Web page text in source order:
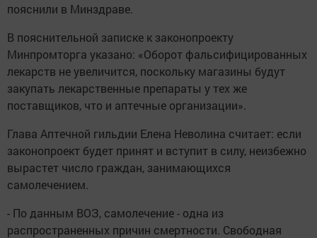
пояснили в Минздраве.
В пояснительной записке к законопроекту
Минпромторга указано: «Оборот фальсифицированных
лекарств не увеличится, поскольку магазины будут
закупать лекарственные препараты у тех же
поставщиков, что и аптечные организации».
Глава Аптечной гильдии Елена Неволина считает: если
законопроект будет принят и вступит в силу, неизбежно
вырастет число граждан, занимающихся
самолечением.
- По данным ВОЗ, самолечение - одна из
распространенных причин смертности. Свободная